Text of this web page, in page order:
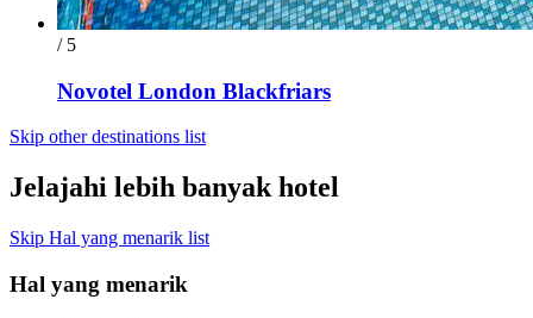
/ 5
Novotel London Blackfriars
Skip other destinations list
Jelajahi lebih banyak hotel
Skip Hal yang menarik list
Hal yang menarik